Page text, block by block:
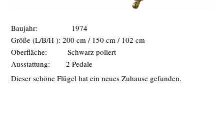
Baujahr: 1974
Größe (L/B/H ): 200 cm / 150 cm / 102 cm
Oberfläche: Schwarz poliert
Ausstattung: 2 Pedale
Dieser schöne Flügel hat ein neues Zuhause gefunden.